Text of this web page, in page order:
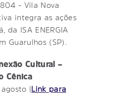
- Vila Nova
integra as ações
da ISA ENERGIA
Guarulhos (SP).
Cultural –
Cênica
|Link para